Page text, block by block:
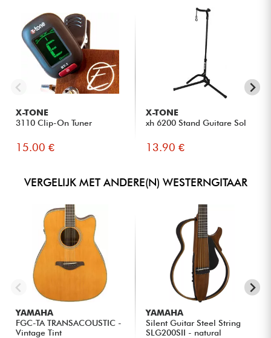
X-TONE
3110 Clip-On Tuner
15.00 €
X-TONE
xh 6200 Stand Guitare Sol
13.90 €
VERGELIJK MET ANDERE(N) WESTERNGITAAR
YAMAHA
FGC-TA TRANSACOUSTIC -
Vintage Tint
YAMAHA
Silent Guitar Steel String
SLG200SII - natural